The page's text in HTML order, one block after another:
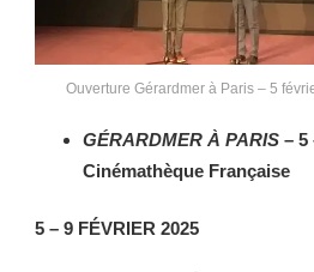
Ouverture Gérardmer à Paris – 5
GÉRARDMER À PARIS – 5
Cinémathèque Française
5 – 9 FÉVRIER 2025